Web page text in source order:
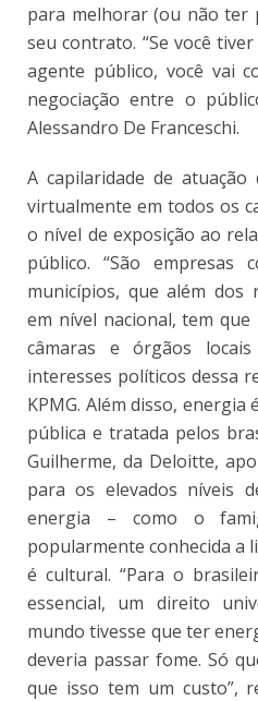
para melhorar (ou não ter
seu contrato. “Se você
agente público, você vai
negociação entre o
Alessandro De Franceschi.
A capilaridade de
virtualmente em todos os
o nível de exposição ao
público. “São empresas
municípios, que além dos
em nível nacional, tem
câmaras e órgãos
interesses políticos dessa
KPMG. Além disso,
pública e tratada pelos
Guilherme, da Deloitte,
para os elevados níveis
energia – como o
popularmente conhecida a
é cultural. “Para o
essencial, um direito
mundo tivesse que ter
deveria passar fome. Só
que isso tem um custo”,